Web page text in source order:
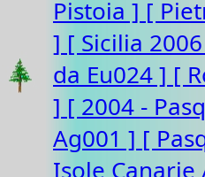
Pistoia ] [
] [ Sicilia
da Eu024 ] [
] [ 2004 -
Ag001 ] [
Isole Canarie